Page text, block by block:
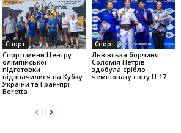
Спорт
Спортсмени Центру
олімпійської
підготовки
відзначилися на Кубку
України та Гран-прі
Beretta
Спорт
Львівська борчиня
Соломія Петрів
здобула срібло
чемпіонату світу U-17